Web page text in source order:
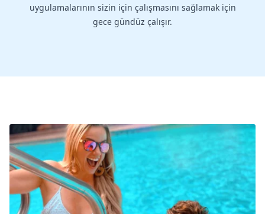
uygulamalarının sizin için çalışmasını sağlamak için
gece gündüz çalışır.